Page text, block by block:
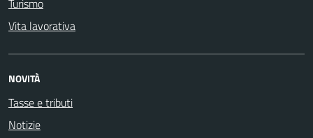
Turismo
Vita lavorativa
NOVITÀ
Tasse e tributi
Notizie